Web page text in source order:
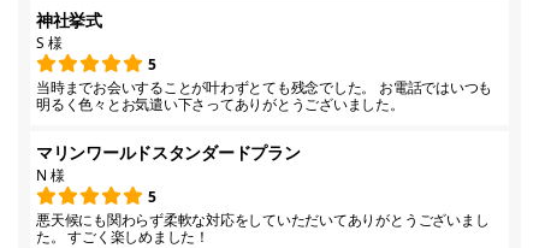
神社挙式
S 様
5
当時までお会いすることが叶わずとても残念でした。 お電話ではいつも
明るく色々とお気遣い下さってありがとうございました。
マリンワールドスタンダードプラン
N 様
5
悪天候にも関わらず柔軟な対応をしていただいてありがとうございまし
た。 すごく楽しめました！